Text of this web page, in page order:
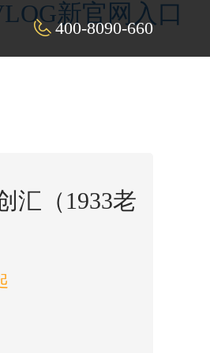
新官网入口
400-8090-660
汇（1933老